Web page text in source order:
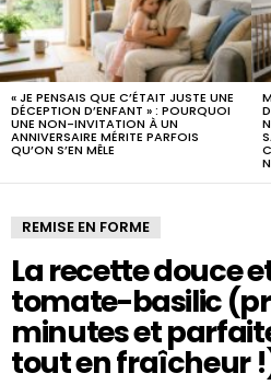
« JE PENSAIS QUE C’ÉTAIT JUSTE UNE
DÉCEPTION D’ENFANT » : POURQUOI
UNE NON-INVITATION À UN
ANNIVERSAIRE MÉRITE PARFOIS
QU’ON S’EN MÊLE
REMISE EN FORME
La recette douce
tomate-basilic
minutes et
tout en fraîcheur